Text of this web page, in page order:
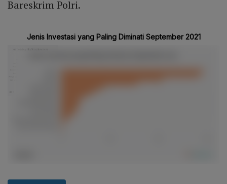
Bareskrim Polri.